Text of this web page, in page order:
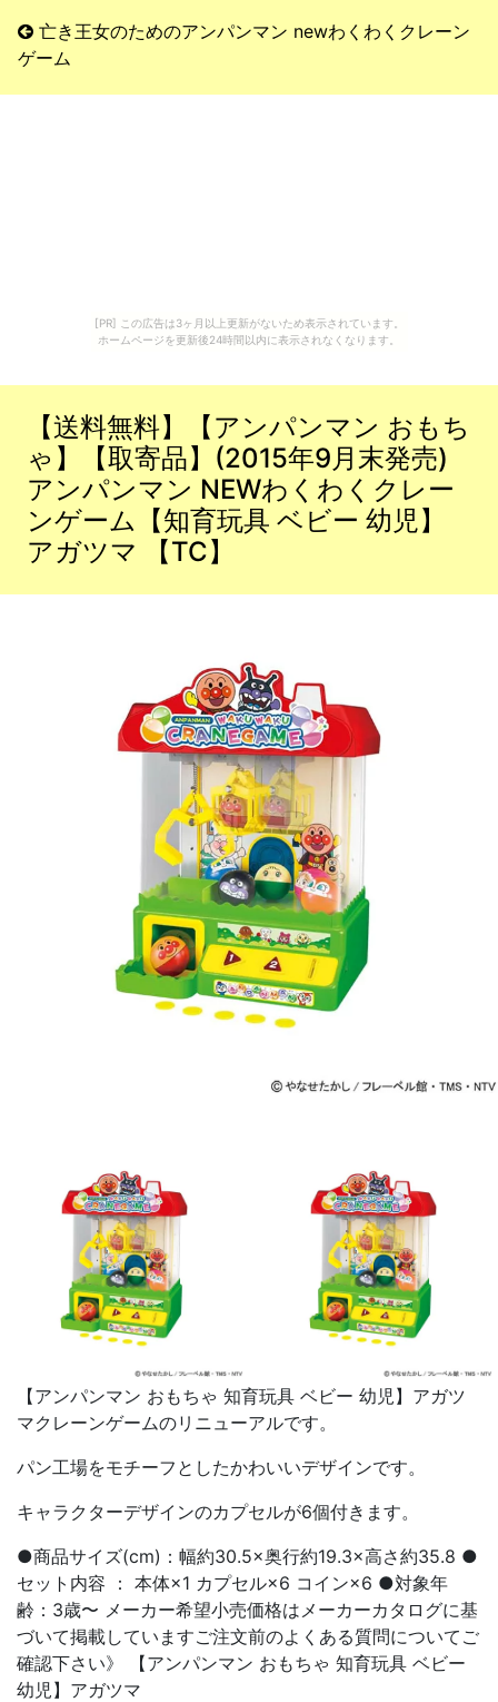
[PR] この広告は3ヶ月以上更新がないため表示されています。
ホームページを更新後24時間以内に表示されなくなります。
亡き王女のためのアンパンマン newわくわくクレーン
ゲーム
【送料無料】【アンパンマン おもち
ゃ】【取寄品】(2015年9月末発売)
アンパンマン NEWわくわくクレー
ンゲーム【知育玩具 ベビー 幼児】
アガツマ 【TC】
【アンパンマン おもちゃ 知育玩具 ベビー 幼児】アガツ
マクレーンゲームのリニューアルです。
パン工場をモチーフとしたかわいいデザインです。
キャラクターデザインのカプセルが6個付きます。
●商品サイズ(cm)：幅約30.5×奥行約19.3×高さ約35.8 ●
セット内容 ： 本体×1 カプセル×6 コイン×6 ●対象年
齢：3歳〜 メーカー希望小売価格はメーカーカタログに基
づいて掲載していますご注文前のよくある質問についてご
確認下さい》 【アンパンマン おもちゃ 知育玩具 ベビー
幼児】アガツマ